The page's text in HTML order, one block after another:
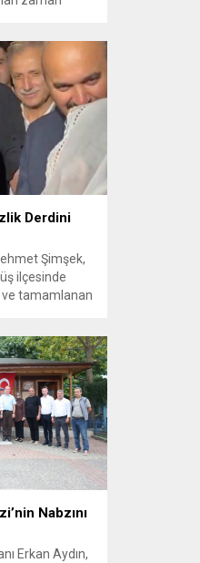
gerilim
çıktı.
MHP
düellosu
ifadelerle
Derdini
Şimşek,
ilçesinde
tamamlanan
Kadının
Bakan
bulunanların
bir...
Nabzını
Erkan Aydın,